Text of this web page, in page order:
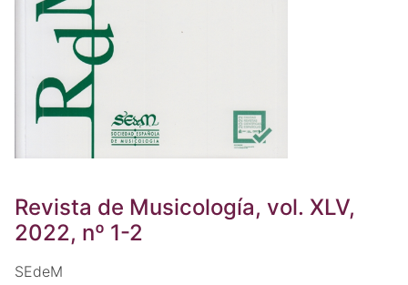
Revista de Musicología, vol. XLV,
2022, nº 1-2
SEdeM